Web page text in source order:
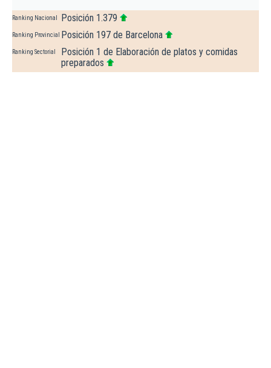
Ranking Nacional Posición 1.379
Ranking Provincial Posición 197 de Barcelona
Ranking Sectorial
Posición 1 de Elaboración de platos y comidas
preparados